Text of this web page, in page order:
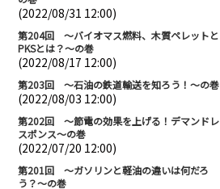
(2022/08/31 12:00)
第204回 ～バイオマス燃料、木質ペレットと
PKSとは？～の巻
(2022/08/17 12:00)
第203回 ～石油の鉄道輸送を知ろう！～の巻
(2022/08/03 12:00)
第202回 ～節電の効果を上げる！デマンドレ
スポンス～の巻
(2022/07/20 12:00)
第201回 ～ガソリンと軽油の違いは何だろ
う？～の巻